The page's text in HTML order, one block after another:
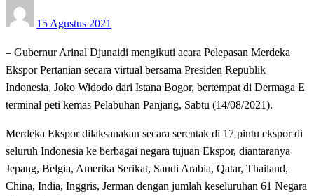
on
15 Agustus 2021
– Gubernur Arinal Djunaidi mengikuti acara Pelepasan Merdeka
Ekspor Pertanian secara virtual bersama Presiden Republik
Indonesia, Joko Widodo dari Istana Bogor, bertempat di Dermaga E
terminal peti kemas Pelabuhan Panjang, Sabtu (14/08/2021).
Merdeka Ekspor dilaksanakan secara serentak di 17 pintu ekspor di
seluruh Indonesia ke berbagai negara tujuan Ekspor, diantaranya
Jepang, Belgia, Amerika Serikat, Saudi Arabia, Qatar, Thailand,
China, India, Inggris, Jerman dengan jumlah keseluruhan 61 Negara